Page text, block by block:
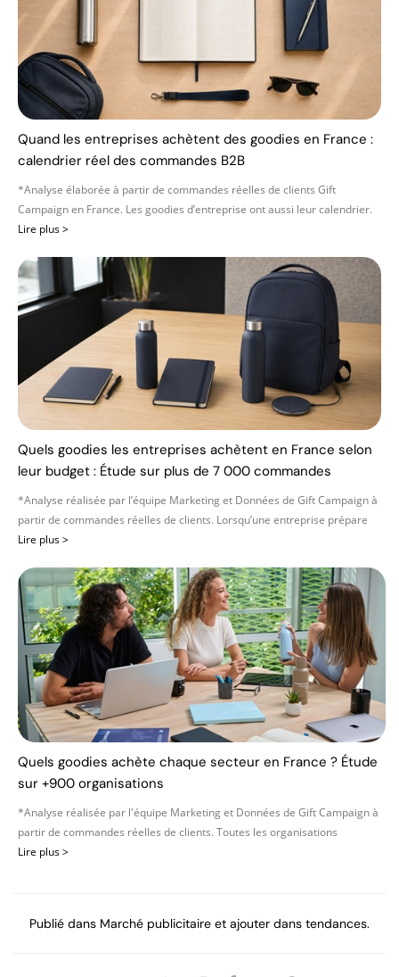
Quand les entreprises achètent des goodies en France :
calendrier réel des commandes B2B
*Analyse élaborée à partir de commandes réelles de clients Gift
Campaign en France. Les goodies d’entreprise ont aussi leur calendrier.
Lire plus >
Quels goodies les entreprises achètent en France selon
leur budget : Étude sur plus de 7 000 commandes
*Analyse réalisée par l’équipe Marketing et Données de Gift Campaign à
partir de commandes réelles de clients. Lorsqu’une entreprise prépare
Lire plus >
Quels goodies achète chaque secteur en France ? Étude
sur +900 organisations
*Analyse réalisée par l'équipe Marketing et Données de Gift Campaign à
partir de commandes réelles de clients. Toutes les organisations
Lire plus >
Publié dans Marché publicitaire et ajouter dans tendances.